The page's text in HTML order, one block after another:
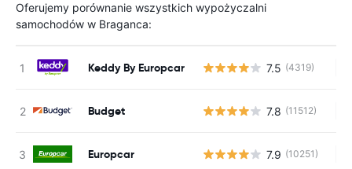
Oferujemy porównanie wszystkich wypożyczalni
samochodów w Braganca:
Keddy By Europcar 7.5 (4319)
Budget 7.8 (11512)
Europcar 7.9 (10251)